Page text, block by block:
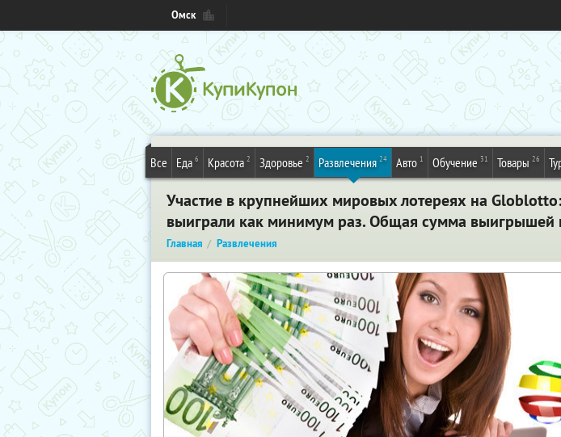
Омск
Все Еда 6 Красота 2 Здоровье 2 Развлечения 24 Авто 1 Обучение 31 Товары 26
Участие в крупнейших мировых лотереях на
выиграли как минимум раз. Общая сумма выигрышей
Главная Развлечения